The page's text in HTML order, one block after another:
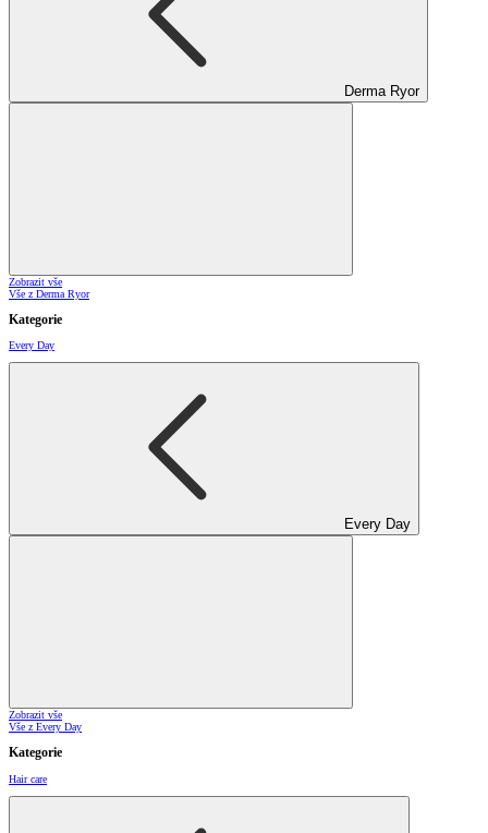
Derma Ryor
Zobrazit vše
Vše z Derma Ryor
Kategorie
Every Day
Every Day
Zobrazit vše
Vše z Every Day
Kategorie
Hair care